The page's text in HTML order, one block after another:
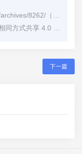
8262/ （转载时请注明本文出处及文章链接）
国际 (CC BY-NC-SA 4.0)
下一篇